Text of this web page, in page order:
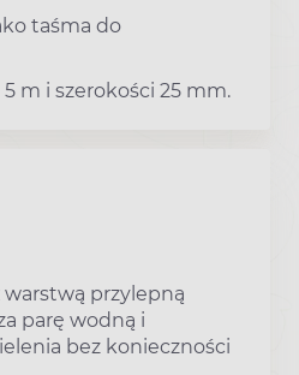
taśma do
5 m i szerokości 25 mm.
warstwą przylepną
parę wodną i
bez konieczności